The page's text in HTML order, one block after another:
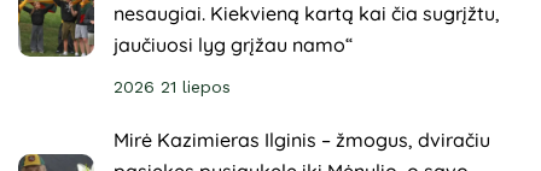
nesaugiai. Kiekvieną kartą kai čia sugrįžtu,
jaučiuosi lyg grįžau namo“
2026 21 liepos
Mirė Kazimieras Ilginis – žmogus, dviračiu